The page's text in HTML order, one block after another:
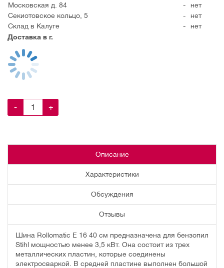
Московская д. 84
-
нет
Секиотовское кольцо, 5
-
нет
Склад в Калуге
-
нет
Доставка в г.
- +
Описание
Характеристики
Обсуждения
Отзывы
Шина Rollomatic E 16 40 см предназначена для бензопил
Stihl мощностью менее 3,5 кВт. Она состоит из трех
металлических пластин, которые соединены
электросваркой. В средней пластине выполнен большой